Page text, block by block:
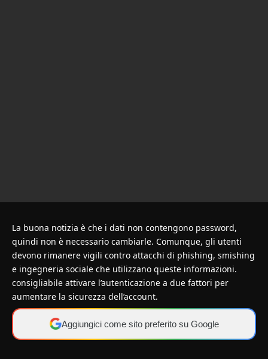
La buona notizia è che i dati non contengono password,
quindi non è necessario cambiarle. Comunque, gli utenti
devono rimanere vigili contro attacchi di phishing, smishing
e ingegneria sociale che utilizzano queste informazioni.
consigliabile attivare l’autenticazione a due fattori per
aumentare la sicurezza dell’account.
Aggiungici come sito preferito su Google